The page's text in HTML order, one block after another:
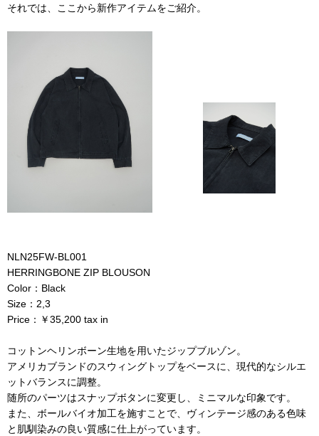
それでは、ここから新作アイテムをご紹介。
NLN25FW-BL001
HERRINGBONE ZIP BLOUSON
Color：Black
Size：2,3
Price：￥35,200 tax in
コットンヘリンボーン生地を用いたジップブルゾン。
アメリカブランドのスウィングトップをベースに、現代的なシルエ
ットバランスに調整。
随所のパーツはスナップボタンに変更し、ミニマルな印象です。
また、ボールバイオ加工を施すことで、ヴィンテージ感のある色味
と肌馴染みの良い質感に仕上がっています。